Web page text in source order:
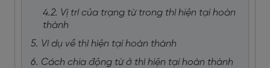
4.2. Vị trí của trạng từ trong thì hiện tại hoàn
thành
5. Ví dụ về thì hiện tại hoàn thành
6. Cách chia động từ ở thì hiện tại hoàn thành